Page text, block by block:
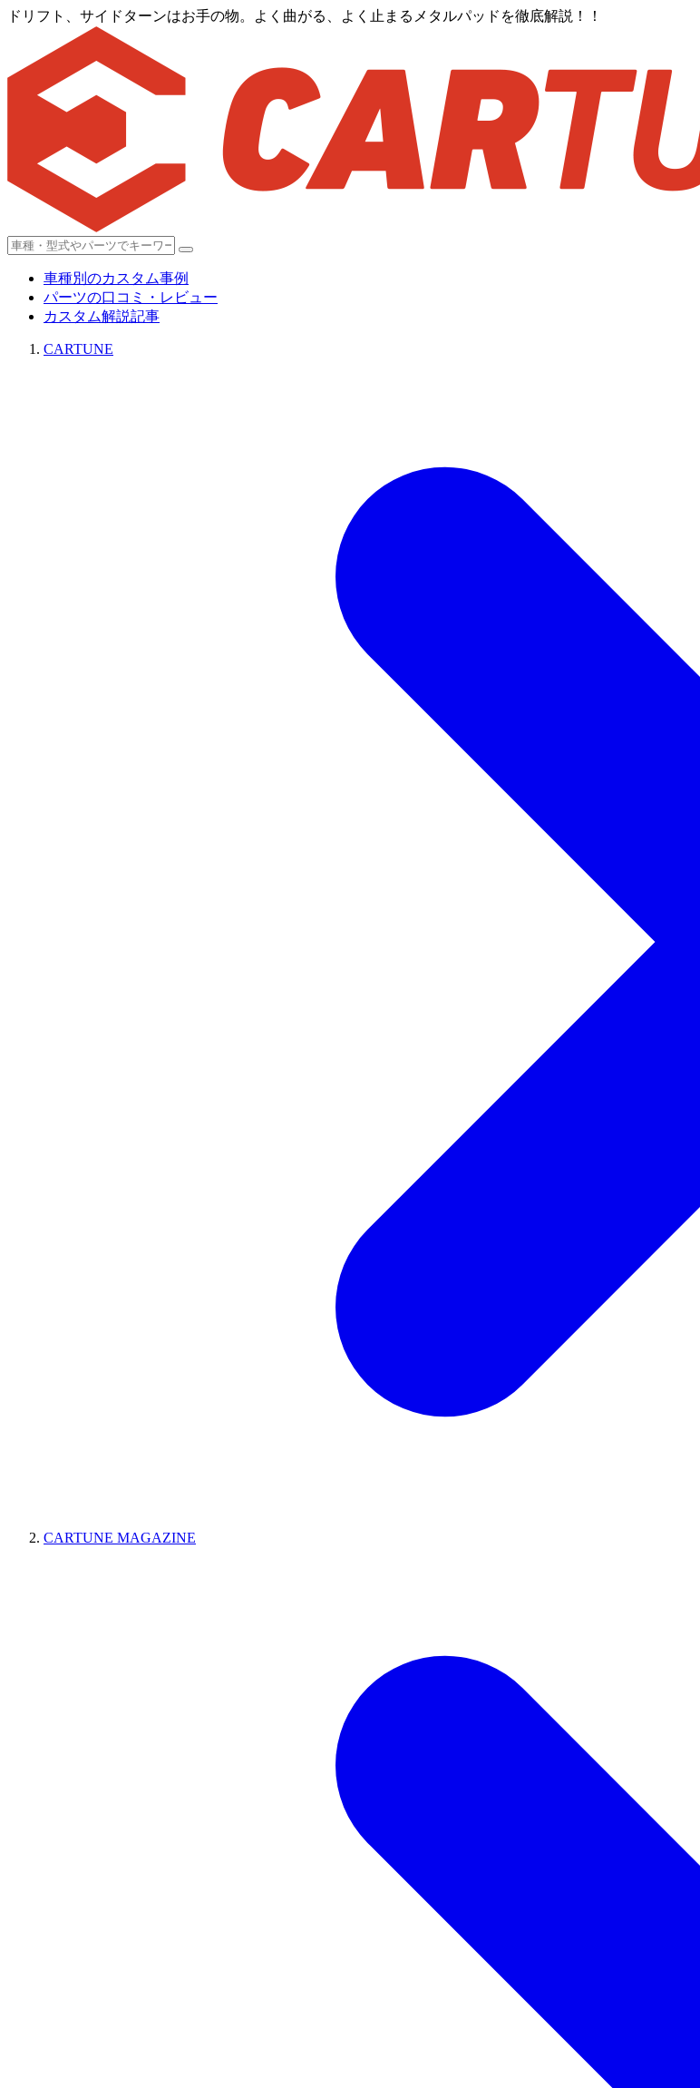
ドリフト、サイドターンはお手の物。よく曲がる、よく止まるメタルパッドを徹底解説！！
車種別のカスタム事例
パーツの口コミ・レビュー
カスタム解説記事
CARTUNE
CARTUNE MAGAZINE